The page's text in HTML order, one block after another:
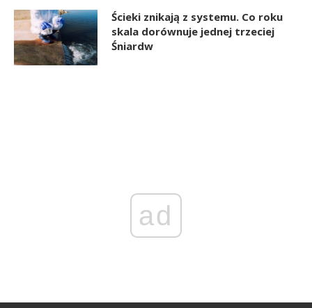
Ścieki znikają z systemu. Co roku
skala dorównuje jednej trzeciej
Śniardw
ad